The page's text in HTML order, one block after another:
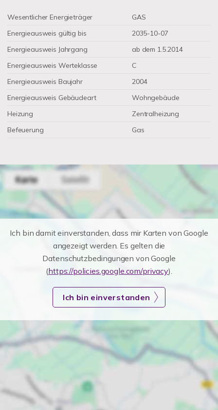
Wesentlicher Energieträger
GAS
Energieausweis gültig bis
2035-10-07
Energieausweis Jahrgang
ab dem 1.5.2014
Energieausweis Werteklasse
C
Energieausweis Baujahr
2004
Energieausweis Gebäudeart
Wohngebäude
Heizung
Zentralheizung
Befeuerung
Gas
Ich bin damit einverstanden, dass mir Karten von Google
angezeigt werden. Es gelten die
Datenschutzbedingungen von Google
(https://policies.google.com/privacy).
Ich bin einverstanden